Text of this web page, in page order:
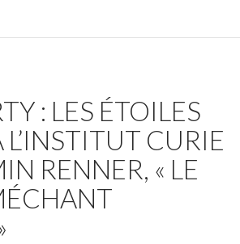
: LES ÉTOILES
L’INSTITUT CURIE
RENNER, « LE